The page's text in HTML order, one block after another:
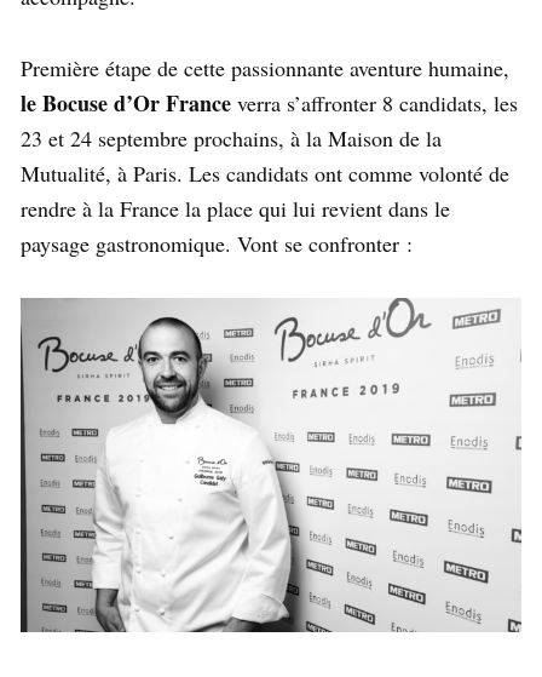
Première étape de cette passionnante aventure humaine,
le Bocuse d’Or France verra s’affronter 8 candidats, les
23 et 24 septembre prochains, à la Maison de la
Mutualité, à Paris. Les candidats ont comme volonté de
rendre à la France la place qui lui revient dans le
paysage gastronomique. Vont se confronter :